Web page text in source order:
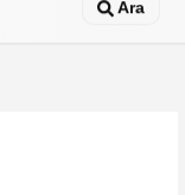
Ara